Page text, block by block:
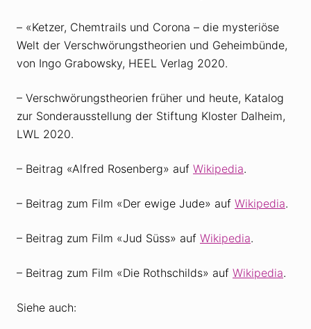
– «Ketzer, Chemtrails und Corona – die mysteriöse
Welt der Verschwörungstheorien und Geheimbünde,
von Ingo Grabowsky, HEEL Verlag 2020.
– Verschwörungstheorien früher und heute, Katalog
zur Sonderausstellung der Stiftung Kloster Dalheim,
LWL 2020.
– Beitrag «Alfred Rosenberg» auf Wikipedia.
– Beitrag zum Film «Der ewige Jude» auf Wikipedia.
– Beitrag zum Film «Jud Süss» auf Wikipedia.
– Beitrag zum Film «Die Rothschilds» auf Wikipedia.
Siehe auch: